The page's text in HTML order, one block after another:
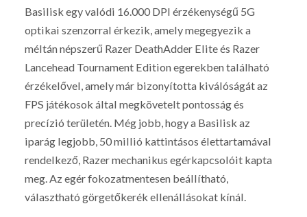
Basilisk egy valódi 16.000 DPI érzékenységű 5G
optikai szenzorral érkezik, amely megegyezik a
méltán népszerű Razer DeathAdder Elite és Razer
Lancehead Tournament Edition egerekben található
érzékelővel, amely már bizonyította kiválóságát az
FPS játékosok által megkövetelt pontosság és
precízió területén. Még jobb, hogy a Basilisk az
iparág legjobb, 50 millió kattintásos élettartamával
rendelkező, Razer mechanikus egérkapcsolóit kapta
meg. Az egér fokozatmentesen beállítható,
választható görgetőkerék ellenállásokat kínál.